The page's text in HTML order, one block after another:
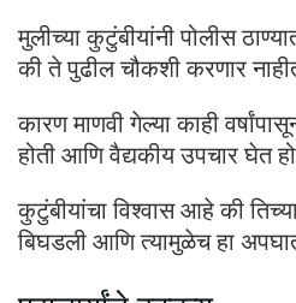
मुलीच्या कुटुंबीयांनी पोलीस
की ते पुढील चौकशी करणार
कारण माणवी गेल्या काही
होती आणि वैद्यकीय उपचार घेत
कुटुंबीयांचा विश्वास आहे की
बिघडली आणि त्यामुळेच हा